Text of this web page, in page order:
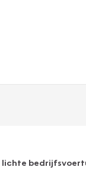
lichte